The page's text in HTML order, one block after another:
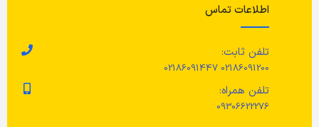
اطلاعات تماس
تلفن ثابت:
02186091200 02186091447
تلفن همراه:
09306622276